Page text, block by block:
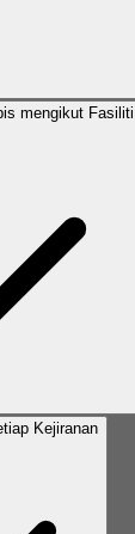
mengikut Fasiliti
Kejiranan